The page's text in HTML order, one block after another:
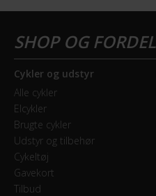
Cykler og udstyr
Alle cykler
Elcykler
Brugte cykler
Udstyr og tilbehør
Cykeltøj
Gavekort
Tilbud